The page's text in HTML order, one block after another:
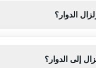
المسببة
هو مرض يعاني منه بشكل عام
الدوار؟
إلى الدوار؟